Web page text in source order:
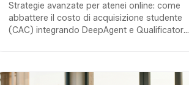
Strategie avanzate per atenei online: come
abbattere il costo di acquisizione studente
(CAC) integrando DeepAgent e Qualificatore
2026.